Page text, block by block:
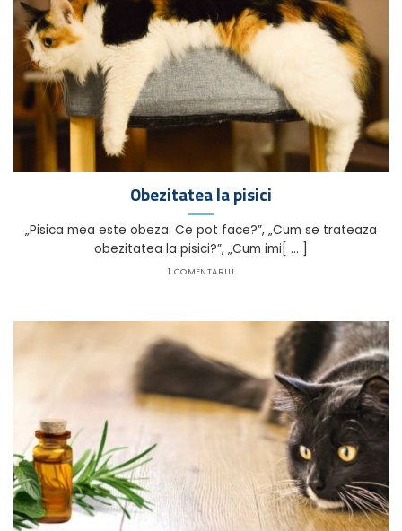
Obezitatea la pisici
„Pisica mea este obeza. Ce pot face?”, „Cum se trateaza
obezitatea la pisici?”, „Cum imi[ ... ]
1 COMENTARIU